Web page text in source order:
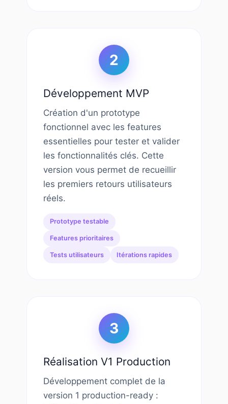
2
Développement MVP
Création d'un prototype
fonctionnel avec les features
essentielles pour tester et valider
les fonctionnalités clés. Cette
version vous permet de recueillir
les premiers retours utilisateurs
réels.
Prototype testable
Features prioritaires
Tests utilisateurs Itérations rapides
3
Réalisation V1 Production
Développement complet de la
version 1 production-ready :